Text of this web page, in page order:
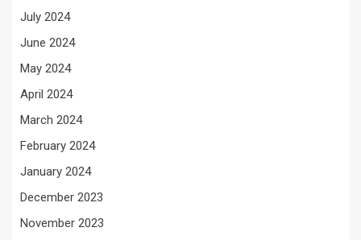
July 2024
June 2024
May 2024
April 2024
March 2024
February 2024
January 2024
December 2023
November 2023